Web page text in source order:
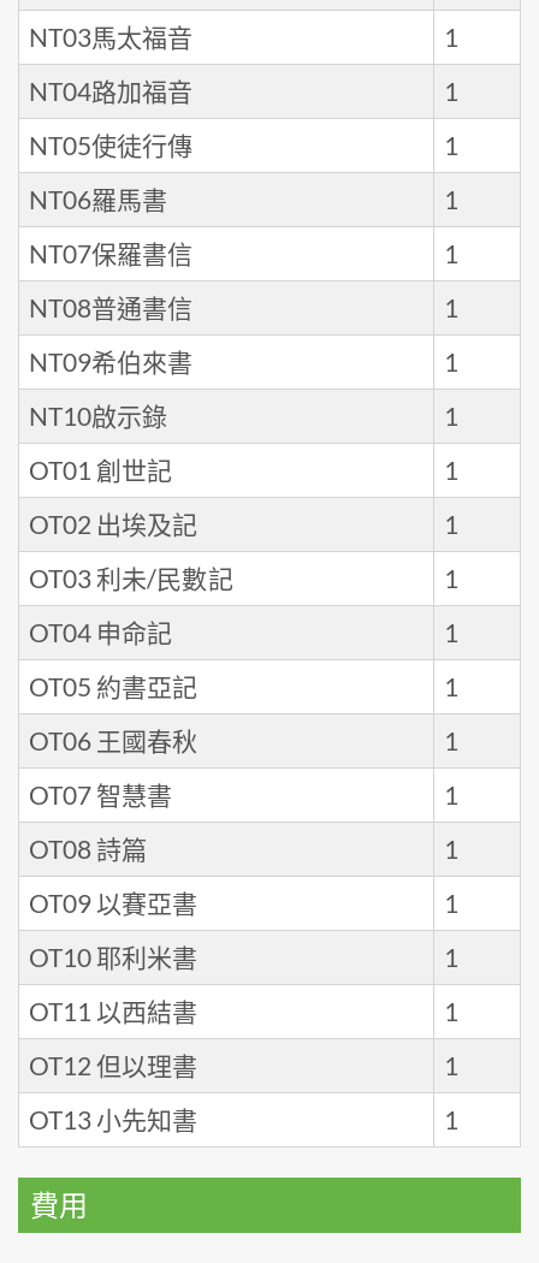
NT03馬太福音
1
NT04路加福音
1
NT05使徒行傳
1
NT06羅馬書
1
NT07保羅書信
1
NT08普通書信
1
NT09希伯來書
1
NT10啟示錄
1
OT01 創世記
1
OT02 出埃及記
1
OT03 利未/民數記
1
OT04 申命記
1
OT05 約書亞記
1
OT06 王國春秋
1
OT07 智慧書
1
OT08 詩篇
1
OT09 以賽亞書
1
OT10 耶利米書
1
OT11 以西結書
1
OT12 但以理書
1
OT13 小先知書
1
費用